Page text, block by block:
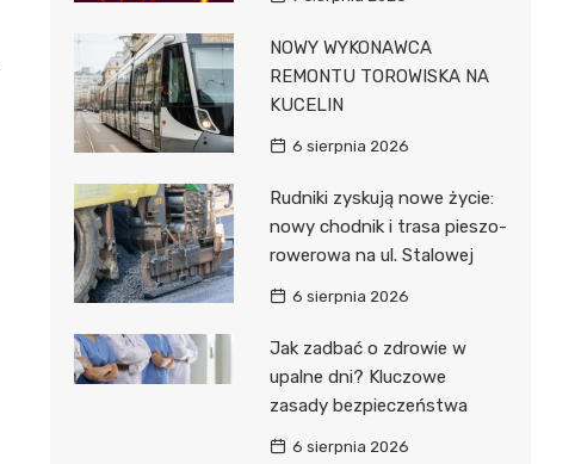
NOWY WYKONAWCA
REMONTU TOROWISKA NA
KUCELIN
6 sierpnia 2026
Rudniki zyskują nowe życie:
nowy chodnik i trasa pieszo-
rowerowa na ul. Stalowej
6 sierpnia 2026
Jak zadbać o zdrowie w
upalne dni? Kluczowe
zasady bezpieczeństwa
6 sierpnia 2026